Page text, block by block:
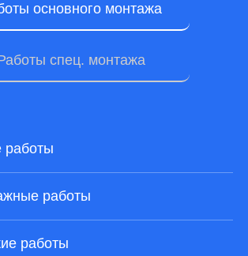
основного монтажа
спец. монтажа
работы
работы
работы